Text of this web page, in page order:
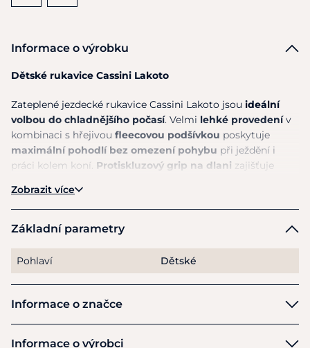
Informace o výrobku
Dětské rukavice Cassini Lakoto
Zateplené jezdecké rukavice Cassini Lakoto jsou ideální
volbou do chladnějšího počasí. Velmi lehké provedenív
kombinaci s hřejivou fleecovou podšívkou poskytuje
maximální pohodlí bez omezení pohybu při ježdění i
práci kolem koní. Protiskluzový grip na dlani zajišťuje
Moderní vzhled doplňuje reflexní proužek na hřbetu ruky a
stylový nápis Equiservis na malíčku.
Hlavní přednosti:
zateplené jezdecké rukavice do chladnějšího počasí
velmi lehké a pohodlné provedení
protiskluzový grip na dlani pro jistý úchop
reflexní proužek na hřbetu ruky
Zobrazit více
Základní parametry
Pohlaví Dětské
Informace o značce
Informace o výrobci